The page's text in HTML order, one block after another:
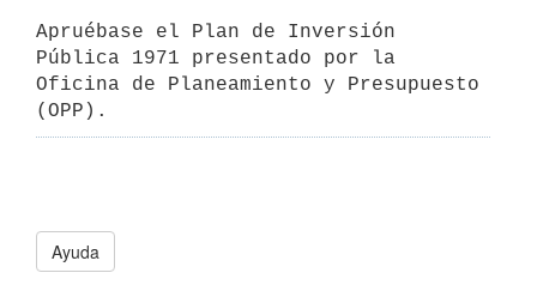
Apruébase el Plan de Inversión
Pública 1971 presentado por la
Oficina de Planeamiento y Presupuesto
(OPP).
Ayuda